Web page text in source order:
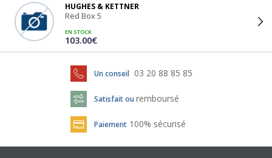
HUGHES & KETTNER
Red Box 5
EN STOCK
103.00€
Un conseil 03 20 88 85 85
Satisfait ou remboursé
Paiement 100% sécurisé